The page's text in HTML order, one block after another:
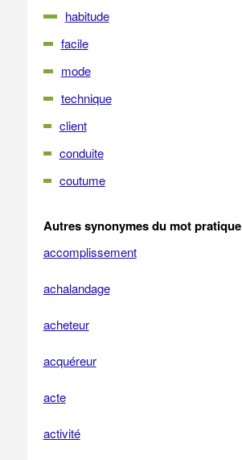
habitude
facile
mode
technique
client
conduite
coutume
Autres synonymes du mot pratique
accomplissement
achalandage
acheteur
acquéreur
acte
activité